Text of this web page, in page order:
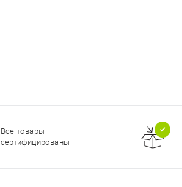
Все товары
сертифицированы